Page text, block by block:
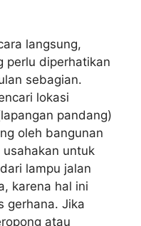
langsung,
perlu diperhatikan
sebagian.
lokasi
pandang)
oleh bangunan
untuk
lampu jalan
karena hal ini
gerhana. Jika
atau